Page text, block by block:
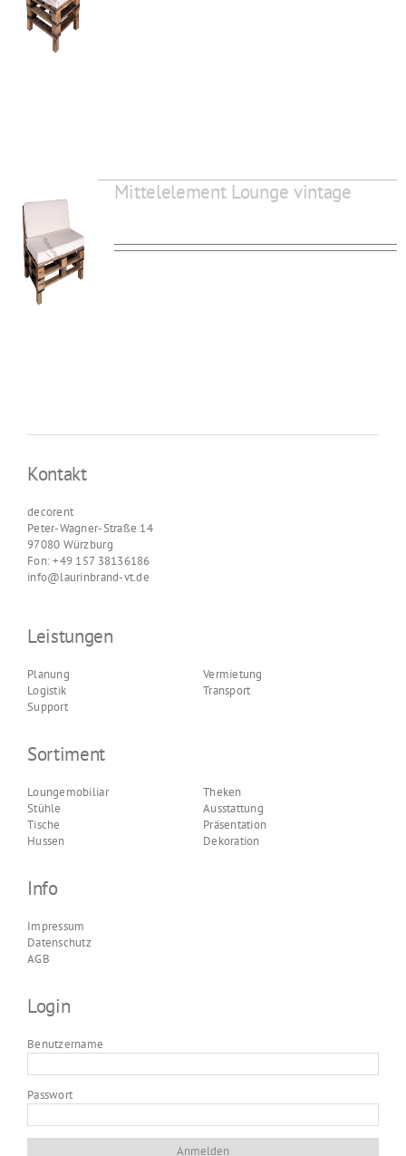
Mittelelement Lounge vintage
Kontakt
decorent
Peter-Wagner-Straße 14
97080 Würzburg
Fon: +49 157 38136186
info@laurinbrand-vt.de
Leistungen
Planung
Logistik
Support
Vermietung
Transport
Sortiment
Loungemobiliar
Stühle
Tische
Hussen
Theken
Ausstattung
Präsentation
Dekoration
Info
Impressum
Datenschutz
AGB
Login
Benutzername
Passwort